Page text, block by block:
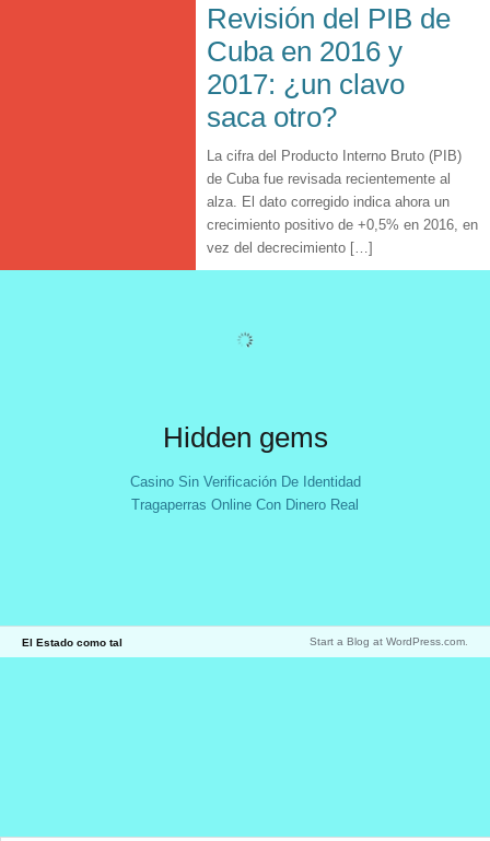
Revisión del PIB de
Cuba en 2016 y
2017: ¿un clavo
saca otro?
La cifra del Producto Interno Bruto (PIB)
de Cuba fue revisada recientemente al
alza. El dato corregido indica ahora un
crecimiento positivo de +0,5% en 2016, en
vez del decrecimiento […]
Hidden gems
Casino Sin Verificación De Identidad
Tragaperras Online Con Dinero Real
El Estado como tal Start a Blog at WordPress.com